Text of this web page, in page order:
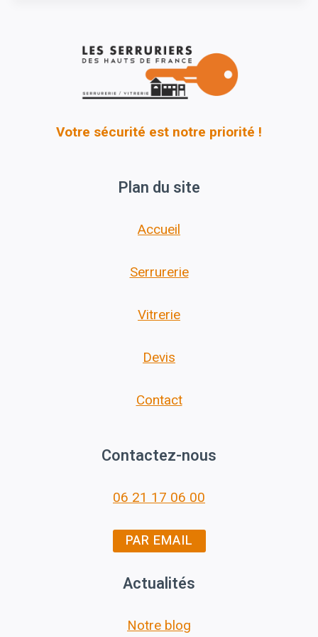
Votre sécurité est notre priorité !
Plan du site
Accueil
Serrurerie
Vitrerie
Devis
Contact
Contactez-nous
06 21 17 06 00
PAR EMAIL
Actualités
Notre blog